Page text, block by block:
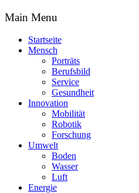
Main Menu
Startseite
Mensch
Porträts
Berufsbild
Service
Gesundheit
Innovation
Mobilität
Robotik
Forschung
Umwelt
Boden
Wasser
Luft
Energie